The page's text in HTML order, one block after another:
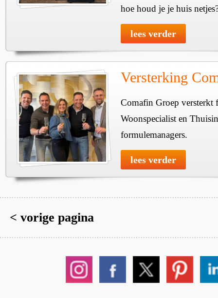
hoe houd je je huis
lees verder
Versterking
Comafin Groep versterkt
Woonspecialist en
formulemanagers.
lees verder
< vorige pagina